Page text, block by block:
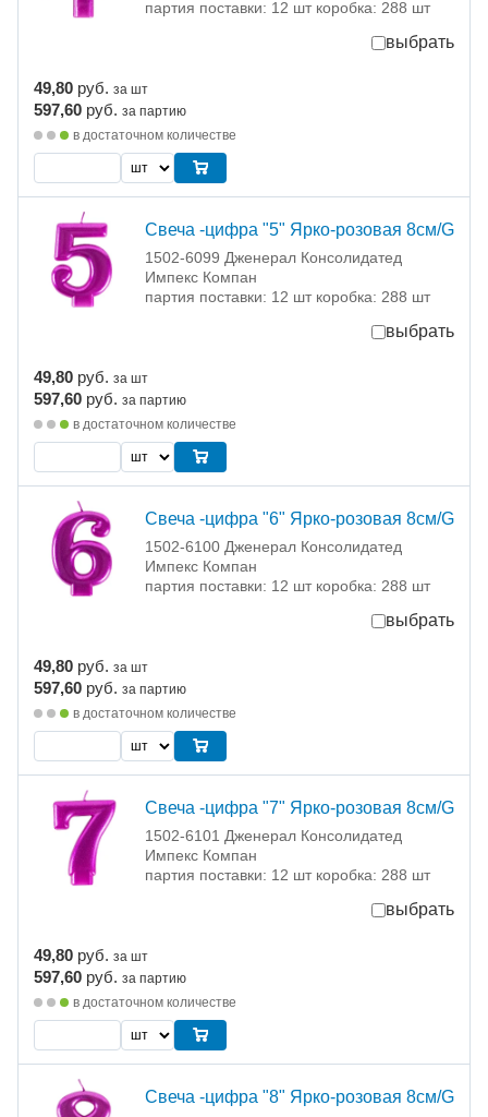
партия поставки: 12 шт коробка: 288 шт
выбрать
49,80 руб. за шт
597,60 руб. за партию
в достаточном количестве
Свеча -цифра "5" Ярко-розовая 8см/G
1502-6099 Дженерал Консолидатед
Импекс Компан
партия поставки: 12 шт коробка: 288 шт
выбрать
49,80 руб. за шт
597,60 руб. за партию
в достаточном количестве
Свеча -цифра "6" Ярко-розовая 8см/G
1502-6100 Дженерал Консолидатед
Импекс Компан
партия поставки: 12 шт коробка: 288 шт
выбрать
49,80 руб. за шт
597,60 руб. за партию
в достаточном количестве
Свеча -цифра "7" Ярко-розовая 8см/G
1502-6101 Дженерал Консолидатед
Импекс Компан
партия поставки: 12 шт коробка: 288 шт
выбрать
49,80 руб. за шт
597,60 руб. за партию
в достаточном количестве
Свеча -цифра "8" Ярко-розовая 8см/G